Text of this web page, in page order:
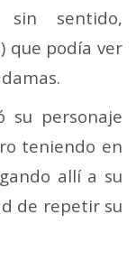
sin sentido,
que podía ver
su personaje
teniendo en
allí a su
de repetir su